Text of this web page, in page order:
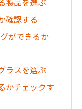
製品を選ぶ
確認する
ができるか
ラスを選ぶ
かチェックす